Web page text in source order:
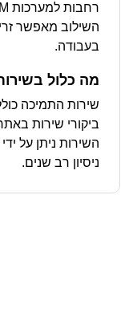
השילוב מאפשר
בעבודה.
מה כלול
ביקורי שירות
השירות ניתן על
ניסיון רב שנים.